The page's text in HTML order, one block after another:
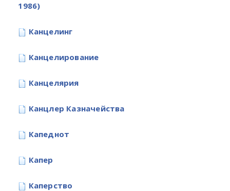
1986)
Канцелинг
Канцелирование
Канцелярия
Канцлер Казначейства
Капеднот
Капер
Каперство